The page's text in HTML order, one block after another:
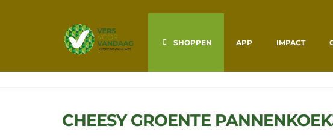
VERS
VOOR
SHOPPEN APP IMPACT
CHEESY GROENTE